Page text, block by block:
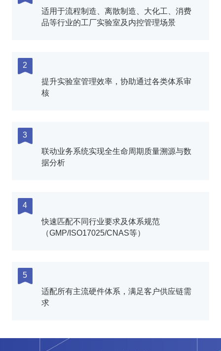
适用于流程制造、离散制造、大化工、消费
品等行业的工厂实验室及内控管理场景
2
提升实验室管理效率，协助通过各类体系审
核
3
联动业务系统实现全生命周期质量溯源与数
据分析
4
快速匹配不同行业要求及体系规范
（GMP/ISO17025/CNAS等）
5
适配所有主流硬件体系，满足客户供应链需
求